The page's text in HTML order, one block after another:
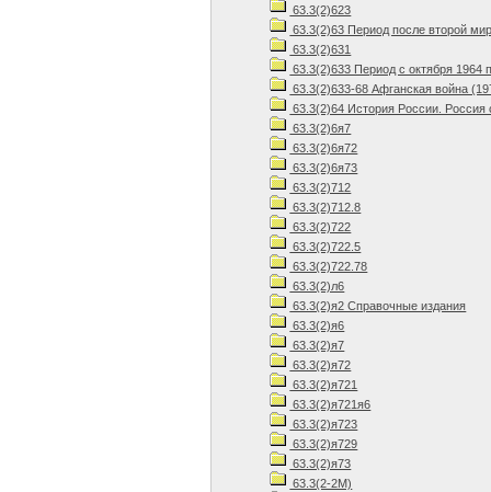
63.3(2)623
63.3(2)63 Период после второй
63.3(2)631
63.3(2)633 Период с октября 1964
63.3(2)633-68 Афганская война
63.3(2)64 История России. Россия
63.3(2)6я7
63.3(2)6я72
63.3(2)6я73
63.3(2)712
63.3(2)712.8
63.3(2)722
63.3(2)722.5
63.3(2)722.78
63.3(2)л6
63.3(2)я2 Справочные издания
63.3(2)я6
63.3(2)я7
63.3(2)я72
63.3(2)я721
63.3(2)я721я6
63.3(2)я723
63.3(2)я729
63.3(2)я73
63.3(2-2М)